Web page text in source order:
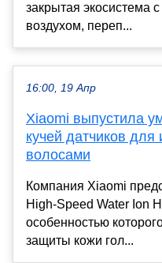
закрытая экосистема
воздухом, переп...
16:00, 19 Апр
Xiaomi выпустила
кучей датчиков для
волосами
Компания Xiaomi
High-Speed Water Ion
особенностью
защиты кожи гол...